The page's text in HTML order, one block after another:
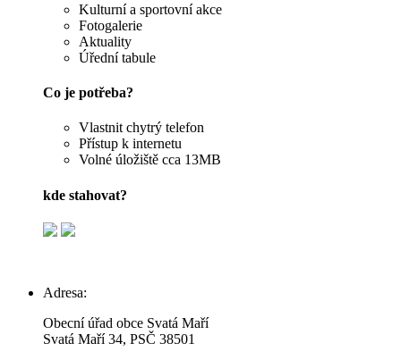
Kulturní a sportovní akce
Fotogalerie
Aktuality
Úřední tabule
Co je potřeba?
Vlastnit chytrý telefon
Přístup k internetu
Volné úložiště cca 13MB
kde stahovat?
Adresa:
Obecní úřad obce Svatá Maří
Svatá Maří 34, PSČ 38501